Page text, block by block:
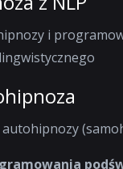
i
autohipnozy